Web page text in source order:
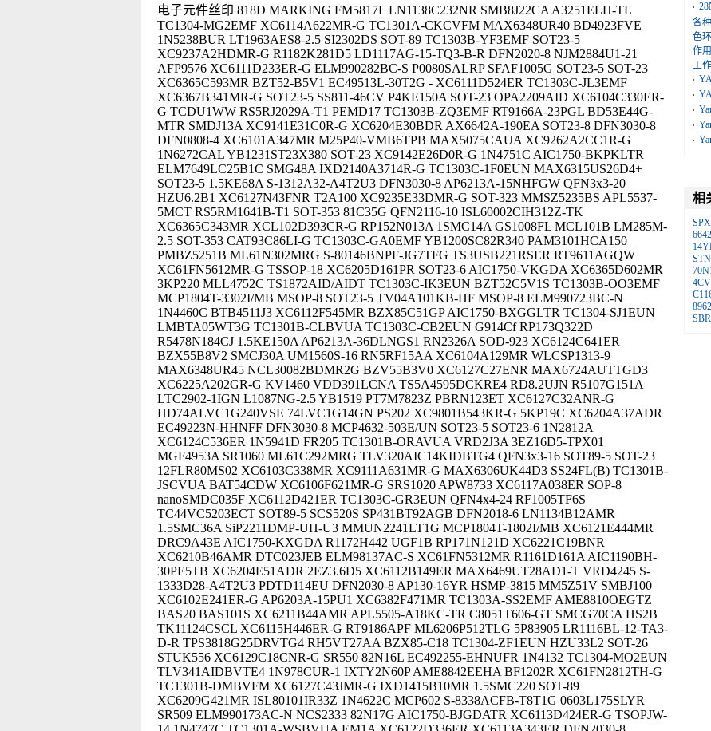
电子元件丝印 818D MARKING FM5817L LN1138C232NR SMB8J22CA A3251ELH-TL
TC1304-MG2EMF XC6114A622MR-G TC1301A-CKCVFM MAX6348UR40 BD4923FVE
1N5238BUR LT1963AES8-2.5 SI2302DS SOT-89 TC1303B-YF3EMF SOT23-5
XC9237A2HDMR-G R1182K281D5 LD1117AG-15-TQ3-B-R DFN2020-8 NJM2884U1-21
AFP9576 XC6111D233ER-G ELM990282BC-S P0080SALRP SFAF1005G SOT23-5 SOT-23
XC6365C593MR BZT52-B5V1 EC49513L-30T2G - XC6111D524ER TC1303C-JL3EMF
XC6367B341MR-G SOT23-5 SS811-46CV P4KE150A SOT-23 OPA2209AID XC6104C330ER-
G TCDU1WW RS5RJ2029A-T1 PEMD17 TC1303B-ZQ3EMF RT9166A-23PGL BD53E44G-
MTR SMDJ13A XC9141E31C0R-G XC6204E30BDR AX6642A-190EA SOT23-8 DFN3030-8
DFN0808-4 XC6101A347MR M25P40-VMB6TPB MAX5075CAUA XC9262A2CC1R-G
1N6272CAL YB1231ST23X380 SOT-23 XC9142E26D0R-G 1N4751C AIC1750-BKPKLTR
ELM7649LC25B1C SMG48A IXD2140A3714R-G TC1303C-1F0EUN MAX6315US26D4+
SOT23-5 1.5KE68A S-1312A32-A4T2U3 DFN3030-8 AP6213A-15NHFGW QFN3x3-20
HZU6.2B1 XC6127N43FNR T2A100 XC9235E33DMR-G SOT-323 MMSZ5235BS APL5537-
5MCT RS5RM1641B-T1 SOT-353 81C35G QFN2116-10 ISL60002CIH312Z-TK
XC6365C343MR XCL102D393CR-G RP152N013A 1SMC14A GS1008FL MCL101B LM285M-
2.5 SOT-353 CAT93C86LI-G TC1303C-GA0EMF YB1200SC82R340 PAM3101HCA150
PMBZ5251B ML61N302MRG S-80146BNPF-JG7TFG TS3USB221RSER RT9611AGQW
XC61FN5612MR-G TSSOP-18 XC6205D161PR SOT23-6 AIC1750-VKGDA XC6365D602MR
3KP220 MLL4752C TS1872AID/AIDT TC1303C-IK3EUN BZT52C5V1S TC1303B-OO3EMF
MCP1804T-3302I/MB MSOP-8 SOT23-5 TV04A101KB-HF MSOP-8 ELM990723BC-N
1N4460C BTB4511J3 XC6112F545MR BZX85C51GP AIC1750-BXGGLTR TC1304-SJ1EUN
LMBTA05WT3G TC1301B-CLBVUA TC1303C-CB2EUN G914Cf RP173Q322D
R5478N184CJ 1.5KE150A AP6213A-36DLNGS1 RN2326A SOD-923 XC6124C641ER
BZX55B8V2 SMCJ30A UM1560S-16 RN5RF15AA XC6104A129MR WLCSP1313-9
MAX6348UR45 NCL30082BDMR2G BZV55B3V0 XC6127C27ENR MAX6724AUTTGD3
XC6225A202GR-G KV1460 VDD391LCNA TS5A4595DCKRE4 RD8.2UJN R5107G151A
LTC2902-1IGN L1087NG-2.5 YB1519 PT7M7823Z PBRN123ET XC6127C32ANR-G
HD74ALVC1G240VSE 74LVC1G14GN PS202 XC9801B543KR-G 5KP19C XC6204A37ADR
EC49223N-HHNFF DFN3030-8 MCP4632-503E/UN SOT23-5 SOT23-6 1N2812A
XC6124C536ER 1N5941D FR205 TC1301B-ORAVUA VRD2J3A 3EZ16D5-TPX01
MGF4953A SR1060 ML61C292MRG TLV320AIC14KIDBTG4 QFN3x3-16 SOT89-5 SOT-23
12FLR80MS02 XC6103C338MR XC9111A631MR-G MAX6306UK44D3 SS24FL(B) TC1301B-
JSCVUA BAT54CDW XC6106F621MR-G SRS1020 APW8733 XC6117A038ER SOP-8
nanoSMDC035F XC6112D421ER TC1303C-GR3EUN QFN4x4-24 RF1005TF6S
TC44VC5203ECT SOT89-5 SCS520S SP431BT92AGB DFN2018-6 LN1134B12AMR
1.5SMC36A SiP2211DMP-UH-U3 MMUN2241LT1G MCP1804T-1802I/MB XC6121E444MR
DRC9A43E AIC1750-KXGDA R1172H442 UGF1B RP171N121D XC6221C19BNR
XC6210B46AMR DTC023JEB ELM98137AC-S XC61FN5312MR R1161D161A AIC1190BH-
30PE5TB XC6204E51ADR 2EZ3.6D5 XC6112B149ER MAX6469UT28AD1-T VRD4245 S-
1333D28-A4T2U3 PDTD114EU DFN2030-8 AP130-16YR HSMP-3815 MM5Z51V SMBJ100
XC6102E241ER-G AP6203A-15PU1 XC6382F471MR TC1303A-SS2EMF AME8810OEGTZ
BAS20 BAS101S XC6211B44AMR APL5505-A18KC-TR C8051T606-GT SMCG70CA HS2B
TK11124CSCL XC6115H446ER-G RT9186APF ML6206P512TLG 5P83905 LR1116BL-12-TA3-
D-R TPS3818G25DRVTG4 RH5VT27AA BZX85-C18 TC1304-ZF1EUN HZU33L2 SOT-26
STUK556 XC6129C18CNR-G SR550 82N16L EC492255-EHNUFR 1N4132 TC1304-MO2EUN
TLV341AIDBVTE4 1N978CUR-1 IXTY2N60P AME8842EEHA BF1202R XC61FN2812TH-G
TC1301B-DMBVFM XC6127C43JMR-G IXD1415B10MR 1.5SMC220 SOT-89
XC6209G421MR ISL80101IR33Z 1N4622C MCP602 S-8338ACFB-T8T1G 0603L175SLYR
SR509 ELM990173AC-N NCS2333 82N17G AIC1750-BJGDATR XC6113D424ER-G TSOPJW-
各
色
作用
工
相
4CV